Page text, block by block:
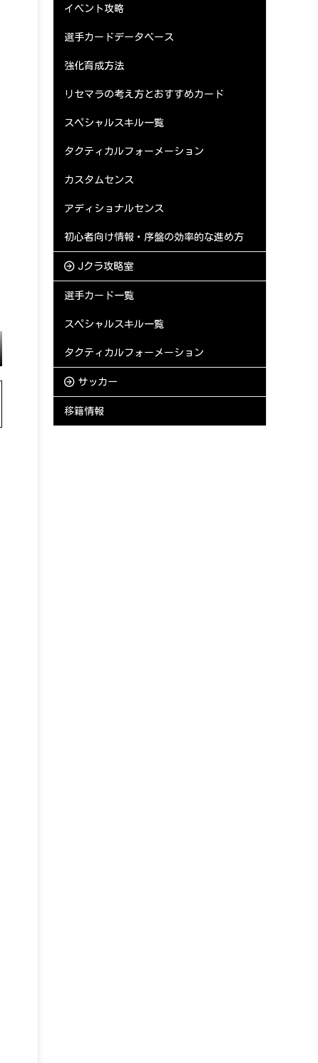
イベント攻略
選手カードデータベース
強化育成方法
リセマラの考え方とおすすめカード
スペシャルスキル一覧
タクティカルフォーメーション
カスタムセンス
アディショナルセンス
初心者向け情報・序盤の効率的な進め方
Jクラ攻略室
選手カード一覧
スペシャルスキル一覧
タクティカルフォーメーション
サッカー
移籍情報